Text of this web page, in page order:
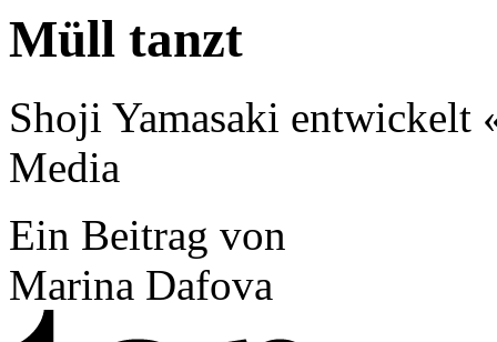
Müll tanzt
Shoji Yamasaki
Media
Ein Beitrag von
Marina Dafova